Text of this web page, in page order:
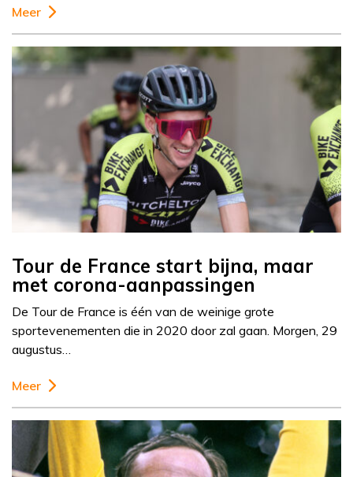
Meer
Tour de France start bijna, maar
met corona-aanpassingen
De Tour de France is één van de weinige grote
sportevenementen die in 2020 door zal gaan. Morgen, 29
augustus…
Meer